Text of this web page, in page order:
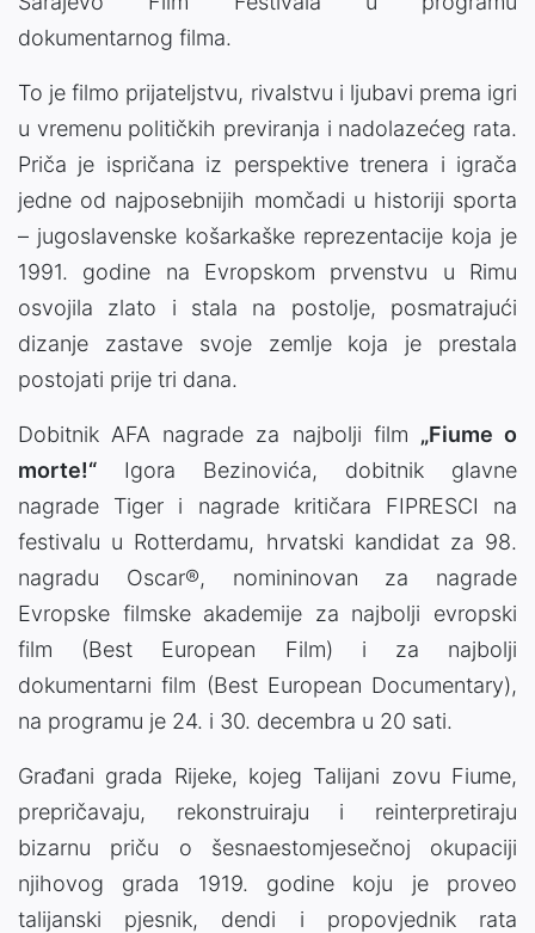
dokumentarnog filma.
To je filmo prijateljstvu, rivalstvu i ljubavi prema igri
u vremenu političkih previranja i nadolazećeg rata.
Priča je ispričana iz perspektive trenera i igrača
jedne od najposebnijih momčadi u historiji sporta
– jugoslavenske košarkaške reprezentacije koja je
1991. godine na Evropskom prvenstvu u Rimu
osvojila zlato i stala na postolje, posmatrajući
dizanje zastave svoje zemlje koja je prestala
postojati prije tri dana.
Dobitnik AFA nagrade za najbolji film „Fiume o
morte!“ Igora Bezinovića, dobitnik glavne
nagrade Tiger i nagrade kritičara FIPRESCI na
festivalu u Rotterdamu, hrvatski kandidat za 98.
nagradu Oscar®, nomininovan za nagrade
Evropske filmske akademije za najbolji evropski
film (Best European Film) i za najbolji
dokumentarni film (Best European Documentary),
na programu je 24. i 30. decembra u 20 sati.
Građani grada Rijeke, kojeg Talijani zovu Fiume,
prepričavaju, rekonstruiraju i reinterpretiraju
bizarnu priču o šesnaestomjesečnoj okupaciji
njihovog grada 1919. godine koju je proveo
talijanski pjesnik, dendi i propovjednik rata